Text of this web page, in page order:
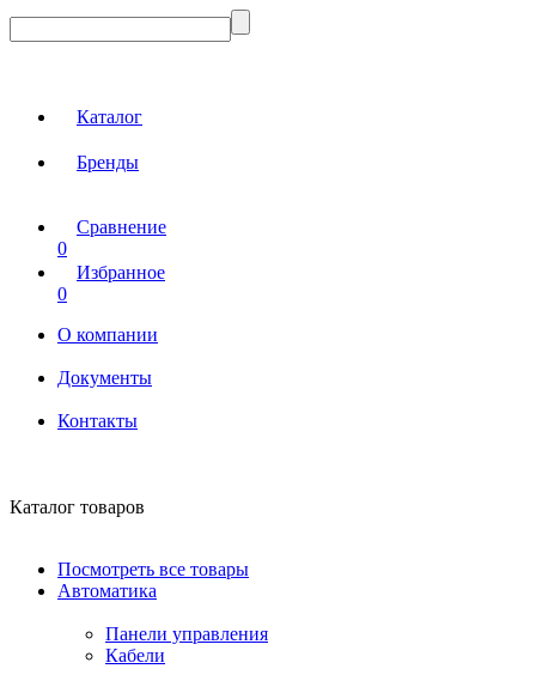
Каталог
Бренды
Сравнение
0
Избранное
0
О компании
Документы
Контакты
Каталог товаров
Посмотреть все товары
Автоматика
Панели управления
Кабели